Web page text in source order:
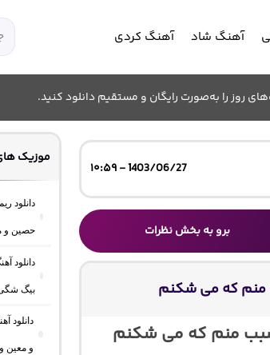
آهنگ شاد آهنگ کردی
روز را به‌صورت رایگان و مستقیم دانلود کنید.
1403/06/27 - ۱۰:۵۹
برو به بخش نظرات
منم که می شکنم
منم که می شکنم
موزیک
دانلود
حصین و
دانلود
بیگ
دانلود
و معین